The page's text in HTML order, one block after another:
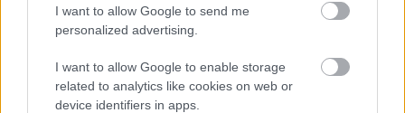
I want to allow Google to send me
personalized advertising.
I want to allow Google to enable storage
related to analytics like cookies on web or
device identifiers in apps.